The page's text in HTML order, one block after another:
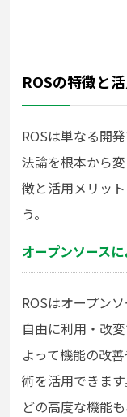
ROSの特徴と
ROSは単なる開
法論を根本から
徴と活用メリッ
う。
オープンソース
ROSはオープン
自由に利用・改
よって機能の改
術を活用できま
どの高度な機能